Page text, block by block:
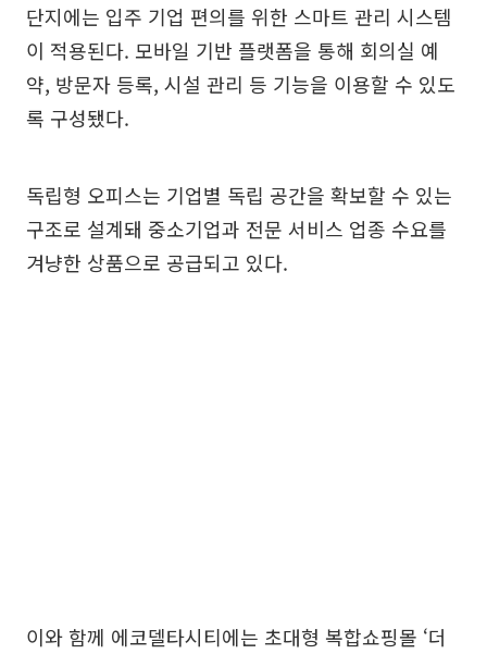
단지에는 입주 기업 편의를 위한 스마트 관리 시스템
이 적용된다. 모바일 기반 플랫폼을 통해 회의실 예
약, 방문자 등록, 시설 관리 등 기능을 이용할 수 있도
록 구성됐다.
독립형 오피스는 기업별 독립 공간을 확보할 수 있는
구조로 설계돼 중소기업과 전문 서비스 업종 수요를
겨냥한 상품으로 공급되고 있다.
이와 함께 에코델타시티에는 초대형 복합쇼핑몰 ‘더